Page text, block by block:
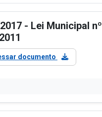
- Lei Municipal nº
documento